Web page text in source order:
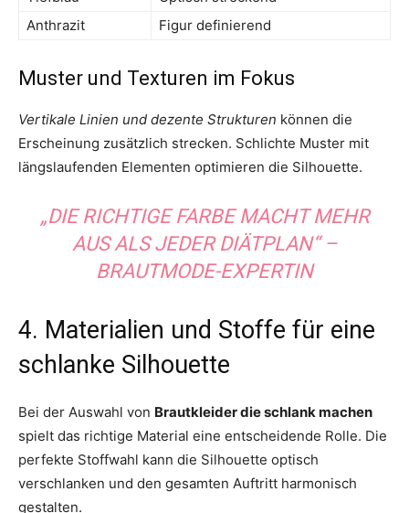
Anthrazit
Figur definierend
Muster und Texturen im Fokus
Vertikale Linien und dezente Strukturen können die
Erscheinung zusätzlich strecken. Schlichte Muster mit
längslaufenden Elementen optimieren die Silhouette.
„DIE RICHTIGE FARBE MACHT MEHR
AUS ALS JEDER DIÄTPLAN“ –
BRAUTMODE-EXPERTIN
4. Materialien und Stoffe für eine
schlanke Silhouette
Bei der Auswahl von Brautkleider die schlank machen
spielt das richtige Material eine entscheidende Rolle. Die
perfekte Stoffwahl kann die Silhouette optisch
verschlanken und den gesamten Auftritt harmonisch
gestalten.